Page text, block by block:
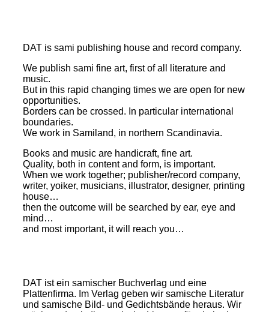
DAT is sami publishing house and record company.
We publish sami fine art, first of all literature and
music.
But in this rapid changing times we are open for new
opportunities.
Borders can be crossed. In particular international
boundaries.
We work in Samiland, in northern Scandinavia.
Books and music are handicraft, fine art.
Quality, both in content and form, is important.
When we work together; publisher/record company,
writer, yoiker, musicians, illustrator, designer, printing
house…
then the outcome will be searched by ear, eye and
mind…
and most important, it will reach you…
DAT ist ein samischer Buchverlag und eine
Plattenfirma. Im Verlag geben wir samische Literatur
und samische Bild- und Gedichtsbände heraus. Wir